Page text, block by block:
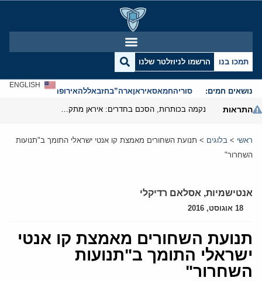
תמכו בנו הרשמו לניוזלטר שלנו
נושאים חמים: סוריהחמאסאיראןארה”בחזבאללהאירופהאנטישמיות
ENGLISH
התראות
ראשי > בלוגים > תנועת השחורים מאמצת קו אנטי ישראלי התומך ב"תנועות
השחרור"
אנטישמיות, אסלאם רדיקלי
18 אוגוסט, 2016
תנועת השחורים מאמצת קו אנטי
ישראלי התומך ב"תנועות
השחרור"